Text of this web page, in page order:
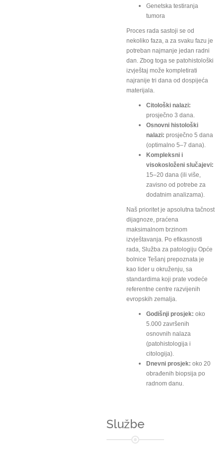
Genetska testiranja
tumora
Proces rada sastoji se od
nekoliko faza, a za svaku fazu je
potreban najmanje jedan radni
dan. Zbog toga se patohistološki
izvještaj može kompletirati
najranije tri dana od dospijeća
materijala.
Citološki nalazi:
prosječno 3 dana.
Osnovni histološki
nalazi: prosječno 5 dana
(optimalno 5–7 dana).
Kompleksni i
visokosloženi slučajevi:
15–20 dana (ili više,
zavisno od potrebe za
dodatnim analizama).
Naš prioritet je apsolutna tačnost
dijagnoze, praćena
maksimalnom brzinom
izvještavanja. Po efikasnosti
rada, Služba za patologiju Opće
bolnice Tešanj prepoznata je
kao lider u okruženju, sa
standardima koji prate vodeće
referentne centre razvijenih
evropskih zemalja.
Godišnji prosjek: oko
5.000 završenih
osnovnih nalaza
(patohistologija i
citologija).
Dnevni prosjek: oko 20
obrađenih biopsija po
radnom danu.
Službe